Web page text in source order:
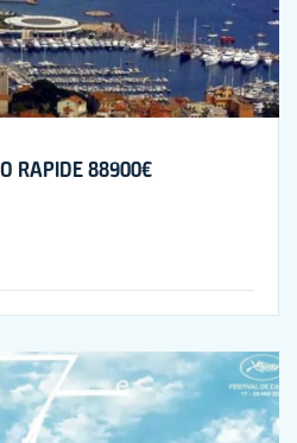
RAPIDE 88900€